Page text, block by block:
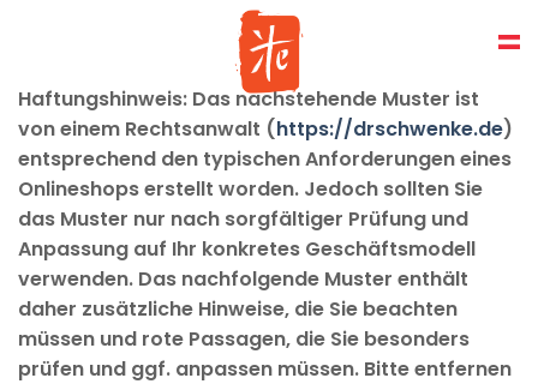
Haftungshinweis: Das nachstehende Muster ist
von einem Rechtsanwalt (https://drschwenke.de)
entsprechend den typischen Anforderungen eines
Onlineshops erstellt worden. Jedoch sollten Sie
das Muster nur nach sorgfältiger Prüfung und
Anpassung auf Ihr konkretes Geschäftsmodell
verwenden. Das nachfolgende Muster enthält
daher zusätzliche Hinweise, die Sie beachten
müssen und rote Passagen, die Sie besonders
prüfen und ggf. anpassen müssen. Bitte entfernen